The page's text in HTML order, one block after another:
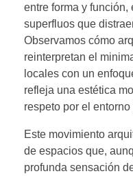
entre forma y
superfluos que
Observamos cómo
reinterpretan el
locales con un
refleja una estética
respeto por el
Este movimiento
de espacios que,
profunda sensación